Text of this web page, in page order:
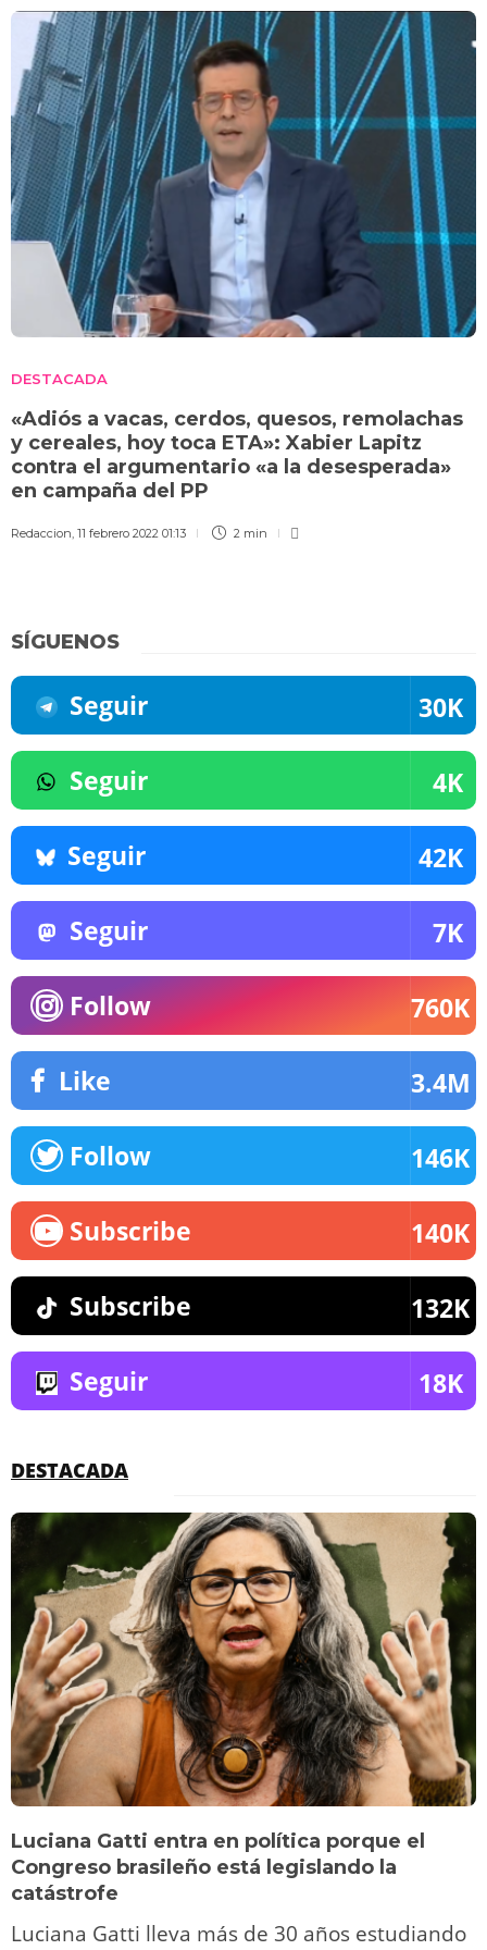
DESTACADA
«Adiós a vacas, cerdos, quesos, remolachas
y cereales, hoy toca ETA»: Xabier Lapitz
contra el argumentario «a la desesperada»
en campaña del PP
Redaccion 11 febrero 2022 01:13 2 min
SÍGUENOS
Seguir 30K
Seguir 4K
Seguir 42K
Seguir 7K
Follow 760K
Like 3.4M
Follow 146K
Subscribe 140K
Subscribe 132K
Seguir 18K
DESTACADA
Luciana Gatti entra en política porque el
Congreso brasileño está legislando la
catástrofe
Luciana Gatti lleva más de 30 años estudiando